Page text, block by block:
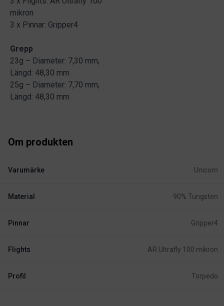
mikron
3 x Pinnar: Gripper4
Grepp
23g – Diameter: 7,30 mm,
Längd: 48,30 mm
25g – Diameter: 7,70 mm,
Längd: 48,30 mm
Om produkten
Varumärke Unicorn
Material 90% Tungsten
Pinnar Gripper4
Flights AR Ultrafly 100 mikron
Profil Torpedo